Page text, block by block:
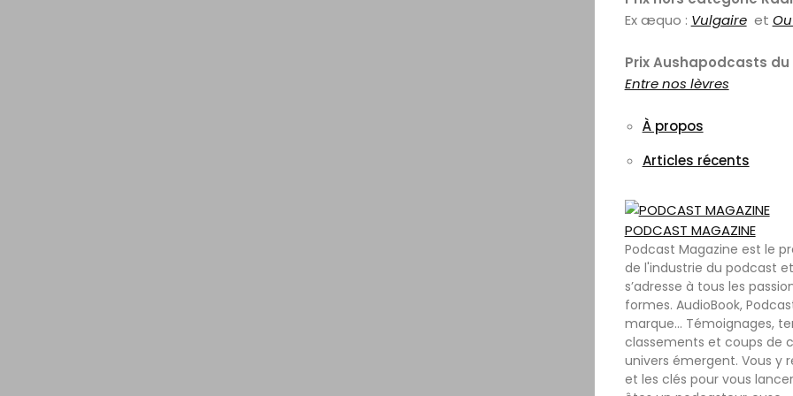
Ex æquo : Vulgaireet
Prix Aushapodcasts
Entre nos lèvres
À propos
Articles récents
PODCAST MAGAZINE
Podcast Magazine est le
de l'industrie du podcast
s’adresse à tous les
formes. AudioBook,
marque… Témoignages,
classements et coups de
univers émergent. Vous y
et les clés pour vous